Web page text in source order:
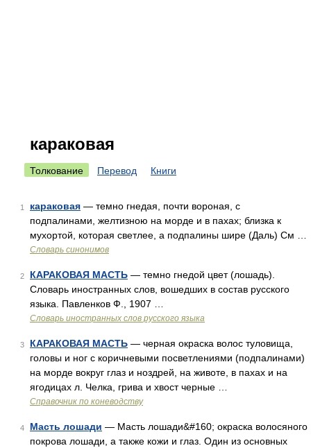
караковая
Толкование Перевод Книги
1 караковая — темно гнедая, почти вороная, с
подпалинами, желтизною на морде и в пахах; близка к
мухортой, которая светлее, а подпалины шире (Даль) См …
Словарь синонимов
2 КАРАКОВАЯ МАСТЬ — темно гнедой цвет (лошадь).
Словарь иностранных слов, вошедших в состав русского
языка. Павленков Ф., 1907 …
Словарь иностранных слов русского языка
3 КАРАКОВАЯ МАСТЬ — черная окраска волос туловища,
головы и ног с коричневыми посветлениями (подпалинами)
на морде вокруг глаз и ноздрей, на животе, в пахах и на
ягодицах л. Челка, грива и хвост черные …
Справочник по коневодству
4 Масть лошади — Масть лошади&#160; окраска волосяного
покрова лошади, а также кожи и глаз. Один из основных